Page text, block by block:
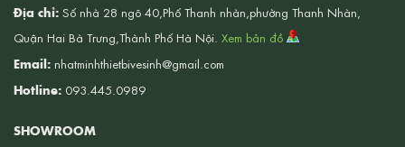
Địa chỉ: Số nhà 28 ngõ 40,Phố Thanh nhàn,phường Thanh Nhàn,
Quận Hai Bà Trưng,Thành Phố Hà Nội. Xem bản đồ
Email: nhatminhthietbivesinh@gmail.com
Hotline: 093.445.0989
SHOWROOM